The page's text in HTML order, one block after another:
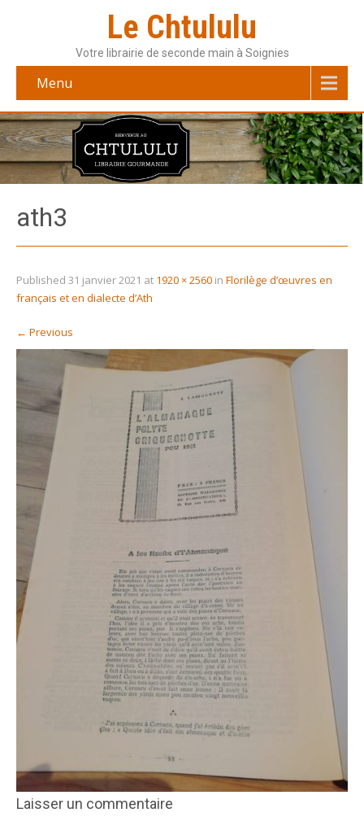
Le Chtululu
Votre librairie de seconde main à Soignies
Menu
ath3
Published 31 janvier 2021 at 1920 × 2560 in Florilège d’œuvres en
français et en dialecte d’Ath
← Previous
Laisser un commentaire